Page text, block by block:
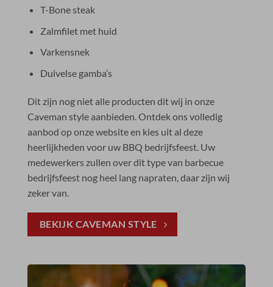
T-Bone steak
Zalmfilet met huid
Varkensnek
Duivelse gamba’s
Dit zijn nog niet alle producten dit wij in onze
Caveman style aanbieden. Ontdek ons volledig
aanbod op onze website en kies uit al deze
heerlijkheden voor uw BBQ bedrijfsfeest. Uw
medewerkers zullen over dit type van barbecue
bedrijfsfeest nog heel lang napraten, daar zijn wij
zeker van.
BEKIJK CAVEMAN STYLE